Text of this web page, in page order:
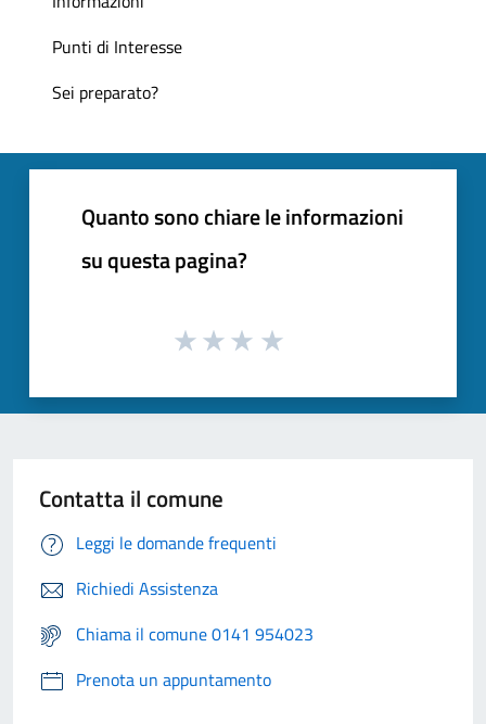
Punti di Interesse
Sei preparato?
Quanto sono chiare le informazioni
su questa pagina?
Contatta il comune
Leggi le domande frequenti
Richiedi Assistenza
Chiama il comune 0141 954023
Prenota un appuntamento